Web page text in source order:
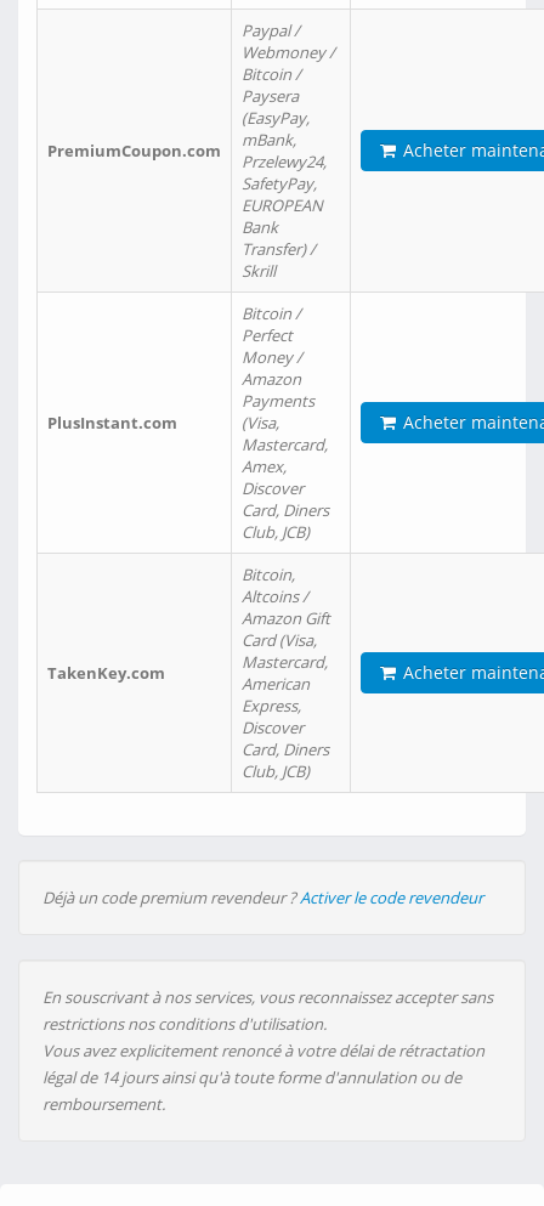
PremiumCoupon.com
Paypal /
Webmoney /
Bitcoin /
Paysera
(EasyPay,
mBank,
Przelewy24,
SafetyPay,
EUROPEAN
Bank
Transfer) /
Skrill
Acheter
PlusInstant.com
Bitcoin /
Perfect
Money /
Amazon
Payments
(Visa,
Mastercard,
Amex,
Discover
Card, Diners
Club, JCB)
Acheter
TakenKey.com
Bitcoin,
Altcoins /
Amazon Gift
Card (Visa,
Mastercard,
American
Express,
Discover
Card, Diners
Club, JCB)
Acheter
Déjà un code premium revendeur ?Activer le code revendeur
En souscrivant à nos services, vous reconnaissez accepter sans
restrictions nos conditions d'utilisation.
Vous avez explicitement renoncé à votre délai de rétractation
légal de 14 jours ainsi qu'à toute forme d'annulation ou de
remboursement.